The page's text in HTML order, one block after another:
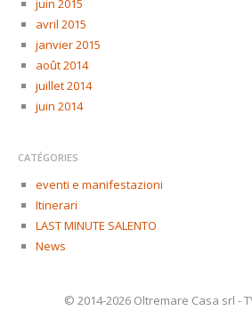
juin 2015
avril 2015
janvier 2015
août 2014
juillet 2014
juin 2014
CATÉGORIES
eventi e manifestazioni
Itinerari
LAST MINUTE SALENTO
News
© 2014-2026 Oltremare Casa srl -